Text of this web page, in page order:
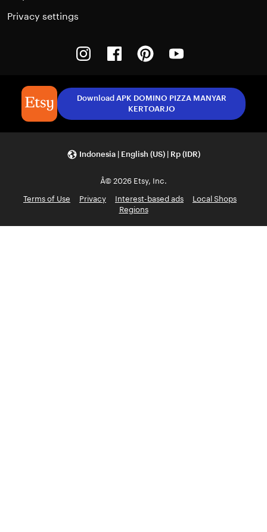
Privacy settings
InstagramFacebookPinterest
Download APK DOMINO PIZZA MANYAR
KERTOARJO
Indonesia | English (US) | Rp (IDR)
Â© 2026 Etsy, Inc.
Terms of Use
Privacy Interest-based ads
Local Shops
Regions